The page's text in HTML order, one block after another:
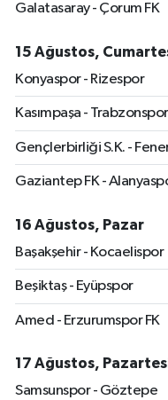
Galatasaray - Çorum FK
15 Ağustos,
Konyaspor - Rizespor
Kasımpaşa - Trabzonspor
Gençlerbirliği S.K. -
Gaziantep FK -
16 Ağustos, Pazar
Başakşehir - Kocaelispor
Beşiktaş - Eyüpspor
Amed - Erzurumspor FK
17 Ağustos,
Samsunspor - Göztepe